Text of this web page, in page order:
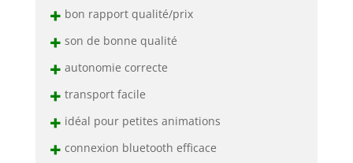
+ bon rapport qualité/prix
+ son de bonne qualité
+ autonomie correcte
+ transport facile
+ idéal pour petites animations
+ connexion bluetooth efficace